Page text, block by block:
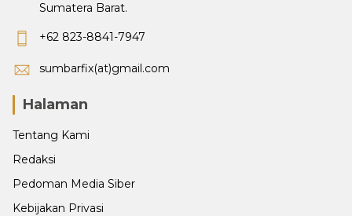
Sumatera Barat.
+62 823-8841-7947
sumbarfix(at)gmail.com
Halaman
Tentang Kami
Redaksi
Pedoman Media Siber
Kebijakan Privasi